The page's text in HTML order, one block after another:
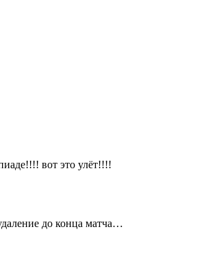
вот это улёт!!!!
до конца матча…